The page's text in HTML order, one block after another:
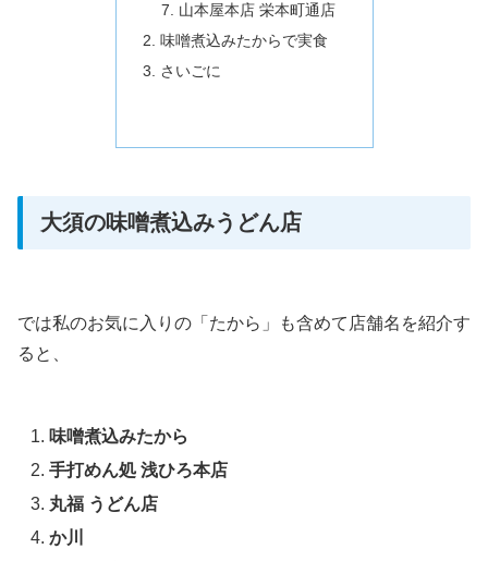
山本屋本店 栄本町通店
味噌煮込みたからで実食
さいごに
大須の味噌煮込みうどん店
では私のお気に入りの「たから」も含めて店舗名を紹介す
ると、
味噌煮込みたから
手打めん処 浅ひろ本店
丸福 うどん店
か川